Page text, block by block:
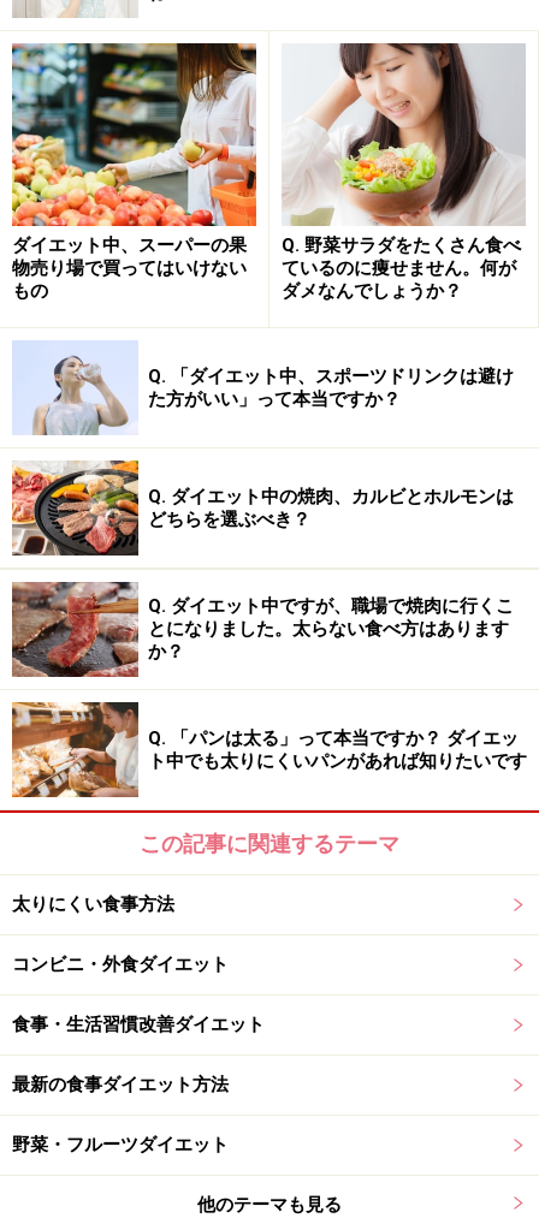
ンスが整いますよ。
さらに詳しく知りたい方は、「
「朝の果物」で太りやす
くなることはある？ 気を付けたい果物の種類と食べ方は
【管理栄養士が解説】」をあわせてご覧ください。
※記事内容は執筆時点のものです。最新の内容をご確認くださ
い。
※ダイエットは個人の体質、また、誤った方法による実践に起因
して体調不良を引き起こす場合があります。実践の際には、必ず
おこなってください。また、全ての方への有効性を保証するもの
ではありません。
【編集部おすすめの購入サイト】
Amazonでダイエット関連の書籍をチェック！
ダイエット中、スーパーの果
物売り場で買ってはいけない
もの
Q. 野菜サラダをたくさん食べ
ているのに痩せません。何が
ダメなんでしょうか？
Q. 「ダイエット中、スポーツドリンクは避け
た方がいい」って本当ですか？
Q. ダイエット中の焼肉、カルビとホルモンは
どちらを選ぶべき？
Q. ダイエット中ですが、職場で焼肉に行くこ
とになりました。太らない食べ方はあります
か？
Q. 「パンは太る」って本当ですか？ ダイエッ
ト中でも太りにくいパンがあれば知りたいです
この記事に関連するテーマ
太りにくい食事方法
コンビニ・外食ダイエット
食事・生活習慣改善ダイエット
最新の食事ダイエット方法
野菜・フルーツダイエット
他のテーマも見る